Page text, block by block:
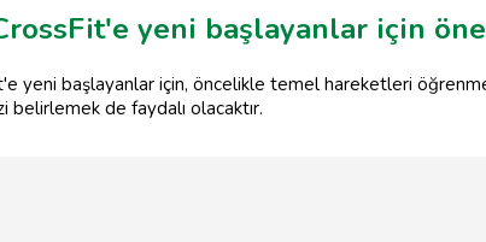
yeni başlayanlar için
yeni başlayanlar için, öncelikle temel hareketleri
belirlemek de faydalı olacaktır.